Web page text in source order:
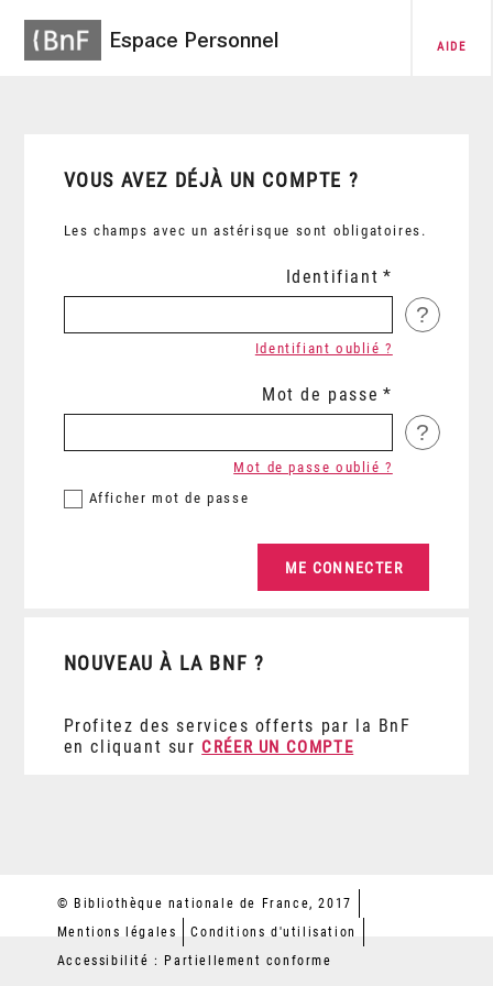
Espace Personnel AIDE
VOUS AVEZ DÉJÀ UN COMPTE ?
Les champs avec un astérisque sont obligatoires.
Identifiant
?
Identifiant oublié ?
Mot de passe
?
Afficher mot de passe
Mot de passe oublié ?
NOUVEAU À LA BNF ?
Profitez des services offerts par la BnF
en cliquant sur CRÉER UN COMPTE
© Bibliothèque nationale de France, 2017
Mentions légales
Conditions d'utilisation
Accessibilité : Partiellement conforme